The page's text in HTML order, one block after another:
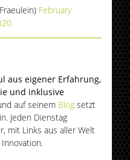
February
aus eigener Erfahrung,
und inklusive
auf seinem Blog setzt
Jeden Dienstag
mit Links aus aller Welt